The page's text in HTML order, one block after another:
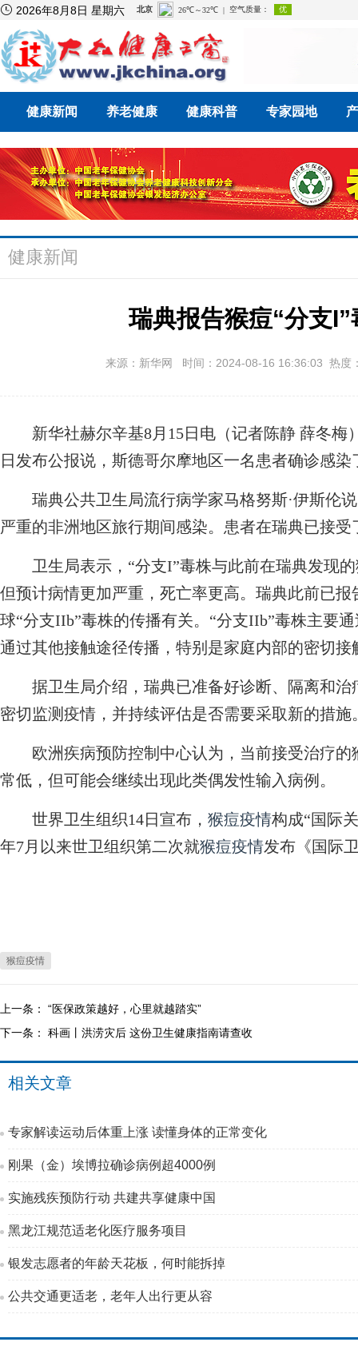
 2026年8月8日 星期六
健康新闻 养老健康 健康科普 专家园地
健康新闻
瑞典报告猴痘“分支
来源：新华网 时间：2024-08-16 16:36:03 热度
新华社赫尔辛基8月15日电（记者陈静 薛冬梅
日发布公报说，斯德哥尔摩地区一名患者确诊感染
瑞典公共卫生局流行病学家马格努斯·伊斯伦说
严重的非洲地区旅行期间感染。患者在瑞典已接
卫生局表示，“分支I”毒株与此前在瑞典发现的
但预计病情更加严重，死亡率更高。瑞典此前已
球“分支IIb”毒株的传播有关。“分支IIb”毒株主要
通过其他接触途径传播，特别是家庭内部的密切接
据卫生局介绍，瑞典已准备好诊断、隔离和治
密切监测疫情，并持续评估是否需要采取新的措施
欧洲疾病预防控制中心认为，当前接受治疗的
常低，但可能会继续出现此类偶发性输入病例。
世界卫生组织14日宣布， 猴痘疫情构成“国际
年7月以来世卫组织第二次就猴痘疫情发布《国际
猴痘疫情
上一条： “医保政策越好，心里就越踏实”
下一条： 科画丨洪涝灾后 这份卫生健康指南请查收
相关文章
专家解读运动后体重上涨 读懂身体的正常变化
刚果（金）埃博拉确诊病例超4000例
实施残疾预防行动 共建共享健康中国
黑龙江规范适老化医疗服务项目
银发志愿者的年龄天花板，何时能拆掉
公共交通更适老，老年人出行更从容